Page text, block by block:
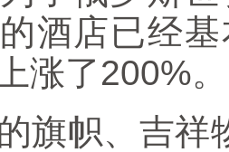
酒店已经
涨了200%。
旗帜、吉祥